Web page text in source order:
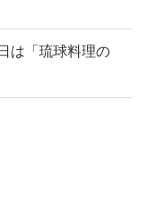
は「琉球料理の